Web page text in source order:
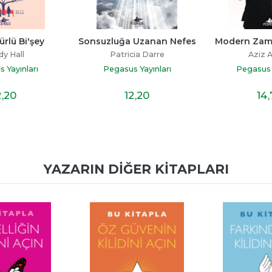
Nefes
Darre
Yayınları
,20
Modern Zamanlarda Aşk
Aziz Ansari
Pegasus Yayınları
14,70
Yalnız
Luca
Pegasus
13
YAZARIN DIĞER KITAPLARI